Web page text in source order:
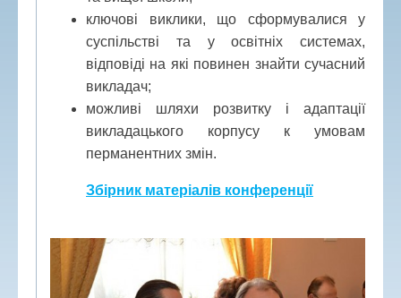
ключові виклики, що сформувалися у
суспільстві та у освітніх системах,
відповіді на які повинен знайти сучасний
викладач;
можливі шляхи розвитку і адаптації
викладацького корпусу к умовам
перманентних змін.
Збірник матеріалів конференції